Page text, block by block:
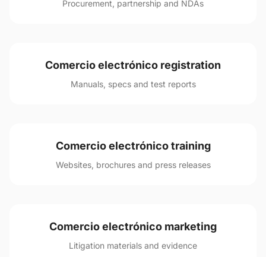
Procurement, partnership and NDAs
Comercio electrónico registration
Manuals, specs and test reports
Comercio electrónico training
Websites, brochures and press releases
Comercio electrónico marketing
Litigation materials and evidence